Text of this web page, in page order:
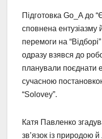
Підготовка Go_A до
сповнена ентузіазму
перемоги на
одразу взявся до
планували поєднати
сучасною
“Solovey”.
Катя Павленко
зв’язок із природою